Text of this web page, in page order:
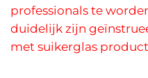
professionals te
duidelijk zijn
met suikerglas